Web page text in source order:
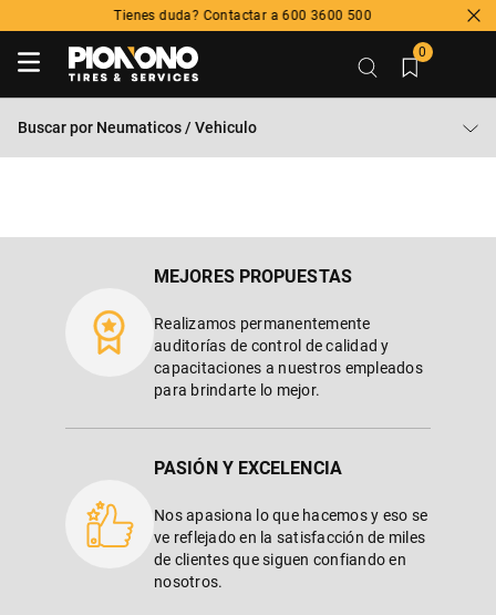
Tienes duda? Contactar a 600 3600 500
0
Buscar por Neumaticos / Vehiculo
MEJORES PROPUESTAS
Realizamos permanentemente
auditorías de control de calidad y
capacitaciones a nuestros empleados
para brindarte lo mejor.
PASIÓN Y EXCELENCIA
Nos apasiona lo que hacemos y eso se
ve reflejado en la satisfacción de miles
de clientes que siguen confiando en
nosotros.